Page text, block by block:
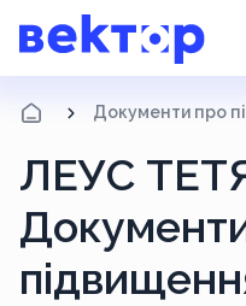
ЛЕУС